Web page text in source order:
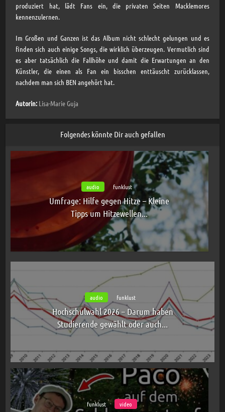
produziert hat, lädt Fans ein, die privaten Seiten Macklemores
kennenzulernen.
Im Großen und Ganzen ist das Album nicht schlecht gelungen und es
finden sich auch einige Songs, die wirklich überzeugen. Vermutlich sind
es aber tatsächlich die Fallhöhe und damit die Erwartungen an den
Künstler, die einen als Fan ein bisschen enttäuscht zurücklassen,
nachdem man sich BEN angehört hat.
Autorin: Lisa-Marie Guja
Folgendes könnte Dir auch gefallen
audio funklust
Umfrage: Hilfe gegen Hitze – Kleine
Tipps um Hitzewellen...
audio funklust
Hochschulwahl 2026 – Darum haben
Studierende gewählt oder auch...
funklust video